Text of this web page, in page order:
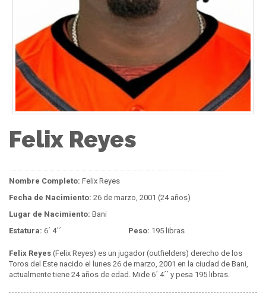
Felix Reyes
Nombre Completo: Felix Reyes
Fecha de Nacimiento: 26 de marzo, 2001 (24 años)
Lugar de Nacimiento: Bani
Estatura: 6´ 4´´ Peso: 195 libras
Felix Reyes (Felix Reyes) es un jugador (outfielders) derecho de los
Toros del Este nacido el lunes 26 de marzo, 2001 en la ciudad de Bani,
actualmente tiene 24 años de edad. Mide 6´ 4´´ y pesa 195 libras.